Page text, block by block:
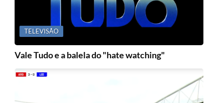
TELEVISÃO
Vale Tudo e a balela do "hate watching"